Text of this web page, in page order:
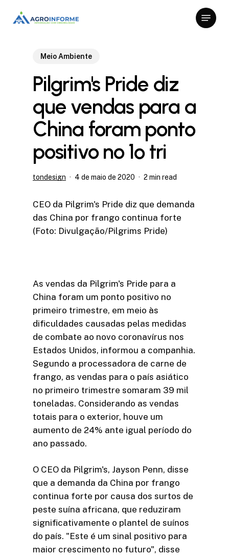
Menu
Meio Ambiente
Pilgrim's Pride diz
que vendas para a
China foram ponto
positivo no 1º tri
tondesign 4 de maio de 2020 2 min read
CEO da Pilgrim's Pride diz que demanda
das China por frango continua forte
(Foto: Divulgação/Pilgrims Pride)
As vendas da Pilgrim's Pride para a
China foram um ponto positivo no
primeiro trimestre, em meio às
dificuldades causadas pelas medidas
de combate ao novo coronavírus nos
Estados Unidos, informou a companhia.
Segundo a processadora de carne de
frango, as vendas para o país asiático
no primeiro trimestre somaram 39 mil
toneladas. Considerando as vendas
totais para o exterior, houve um
aumento de 24% ante igual período do
ano passado.
O CEO da Pilgrim's, Jayson Penn, disse
que a demanda da China por frango
continua forte por causa dos surtos de
peste suína africana, que reduziram
significativamente o plantel de suínos
do país. "Este é um sinal positivo para
maior crescimento no futuro", disse